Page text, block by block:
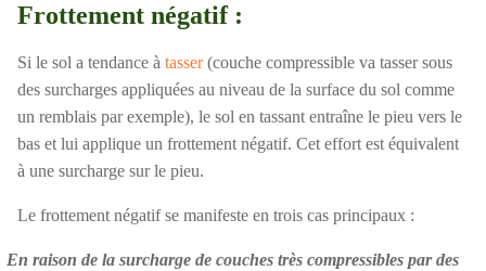
Frottement négatif :
Si le sol a tendance à tasser(couche compressible va tasser sous
des surcharges appliquées au niveau de la surface du sol comme
un remblais par exemple), le sol en tassant entraîne le pieu vers le
bas et lui applique un frottement négatif. Cet effort est équivalent
à une surcharge sur le pieu.
Le frottement négatif se manifeste en trois cas principaux :
En raison de la surcharge de couches très compressibles par des